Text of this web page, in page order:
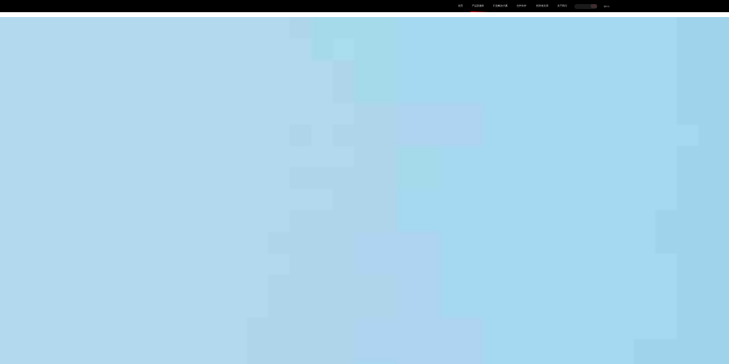
首页 产品及服务 行业解决方案 合作伙伴 投资者关系 关于我们 中EN